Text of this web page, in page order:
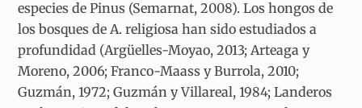
especies de Pinus (Semarnat, 2008). Los hongos de
los bosques de A. religiosa han sido estudiados a
profundidad (Argüelles-Moyao, 2013; Arteaga y
Moreno, 2006; Franco-Maass y Burrola, 2010;
Guzmán, 1972; Guzmán y Villareal, 1984; Landeros